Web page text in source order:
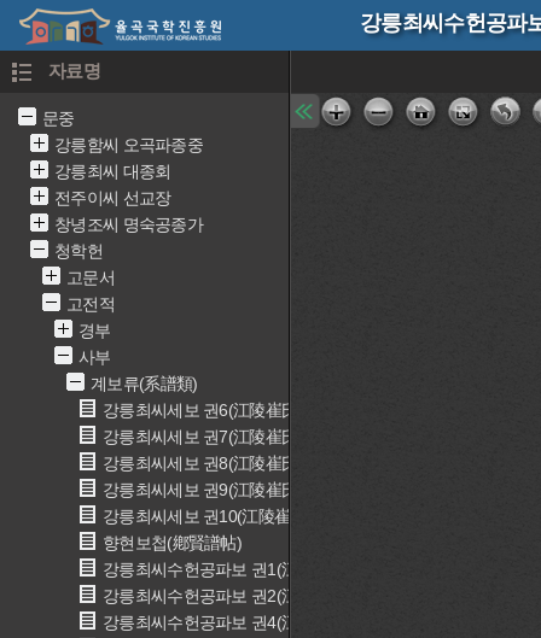
강릉최씨수헌공파
자료명
문중
강릉함씨 오곡파종중
강릉최씨 대종회
전주이씨 선교장
창녕조씨 명숙공종가
청학헌
고문서
고전적
경부
사부
계보류(系譜類)
강릉최씨세보 권6(江陵崔氏世譜 권6)
강릉최씨세보 권7(江陵崔氏世譜 권7)
강릉최씨세보 권8(江陵崔氏世譜 권8)
강릉최씨세보 권9(江陵崔氏世譜 권9)
강릉최씨세보 권10(江陵崔氏世譜 권10)
향현보첩(鄕賢譜帖)
강릉최씨수헌공파보 권1(江陵崔氏睡軒公派譜 권1)
강릉최씨수헌공파보 권2(江陵崔氏睡軒公派譜 권2)
강릉최씨수헌공파보 권4(江陵崔氏睡軒公派譜 권4)